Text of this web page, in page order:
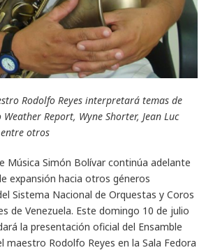
Rodolfo Reyes interpretará temas de
Report, Wyne Shorter, Jean Luc
otros
Música Simón Bolívar continúa adelante
expansión hacia otros géneros
Sistema Nacional de Orquestas y Coros
de Venezuela. Este domingo 10 de julio
la presentación oficial del Ensamble
maestro Rodolfo Reyes en la Sala Fedora